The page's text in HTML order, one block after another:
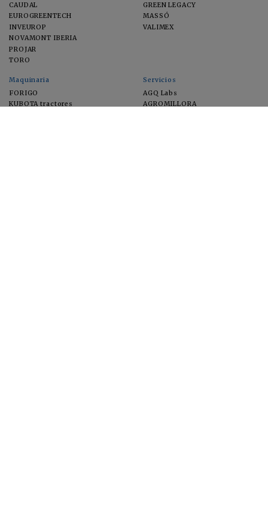
CAUDAL
EUROGREENTECH
INVEUROP
NOVAMONT IBERIA
PROJAR
TORO
GREEN LEGACY
MASSÓ
VALIMEX
Maquinaria
FORIGO
KUBOTA tractores
Servicios
AGQ Labs
AGROMILLORA